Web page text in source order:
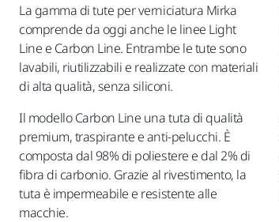
La gamma di tute per verniciatura Mirka
comprende da oggi anche le linee Light
Line e Carbon Line. Entrambe le tute sono
lavabili, riutilizzabili e realizzate con materiali
di alta qualità, senza siliconi.
Il modello Carbon Line una tuta di qualità
premium, traspirante e anti-pelucchi. È
composta dal 98% di poliestere e dal 2% di
fibra di carbonio. Grazie al rivestimento, la
tuta è impermeabile e resistente alle
macchie.